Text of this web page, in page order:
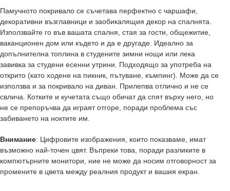
Памучното покривало се съчетава перфектно с чаршафи,
декоративни възглавници и заобикалящия декор на спалнята.
Използвайте го във вашата спалня, стая за гости, общежитие,
ваканционен дом или където и да е другаде. Идеално за
допълнителна топлина в студените зимни нощи или лека
завивка за студени есенни утрини. Подходящо за употреба на
открито (като ходене на пикник, пътуване, къмпинг). Може да се
използва и за покривало на диван. Прилепва отлично и не се
свлича. Котките и кучетата също обичат да спят върху него, но
не се препоръчва да играят отгоре, поради проблема със
забиването на ноктите им.
Внимание: Цифровите изображения, които показваме, имат
възможно най-точен цвят. Въпреки това, поради разликите в
компютърните монитори, ние не може да носим отговорност за
промените в цвета между реалния продукт и вашия екран.